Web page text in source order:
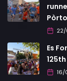
Es
16/